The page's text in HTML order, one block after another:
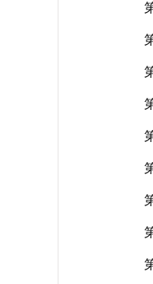
第
第
第
第
第
第
第
第
第